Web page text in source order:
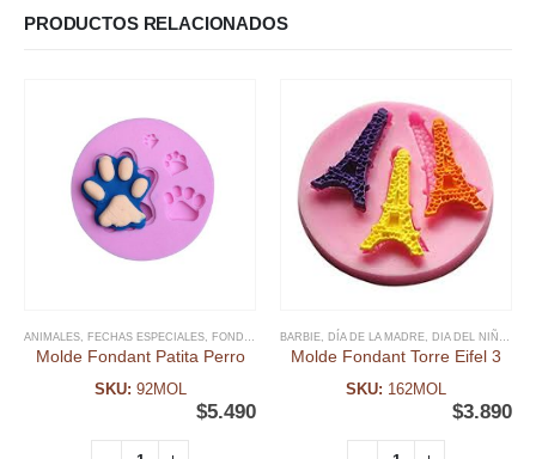
PRODUCTOS RELACIONADOS
ANIMALES, FECHAS ESPECIALES, FONDANT MOLDE FONDANT
Molde Fondant Patita Perro
SKU: 92MOL
$5.490
BARBIE, DÍA DE LA MADRE, DIA DEL NIÑO Y TEMATICAS
Molde Fondant Torre Eifel 3
SKU: 162MOL
$3.890